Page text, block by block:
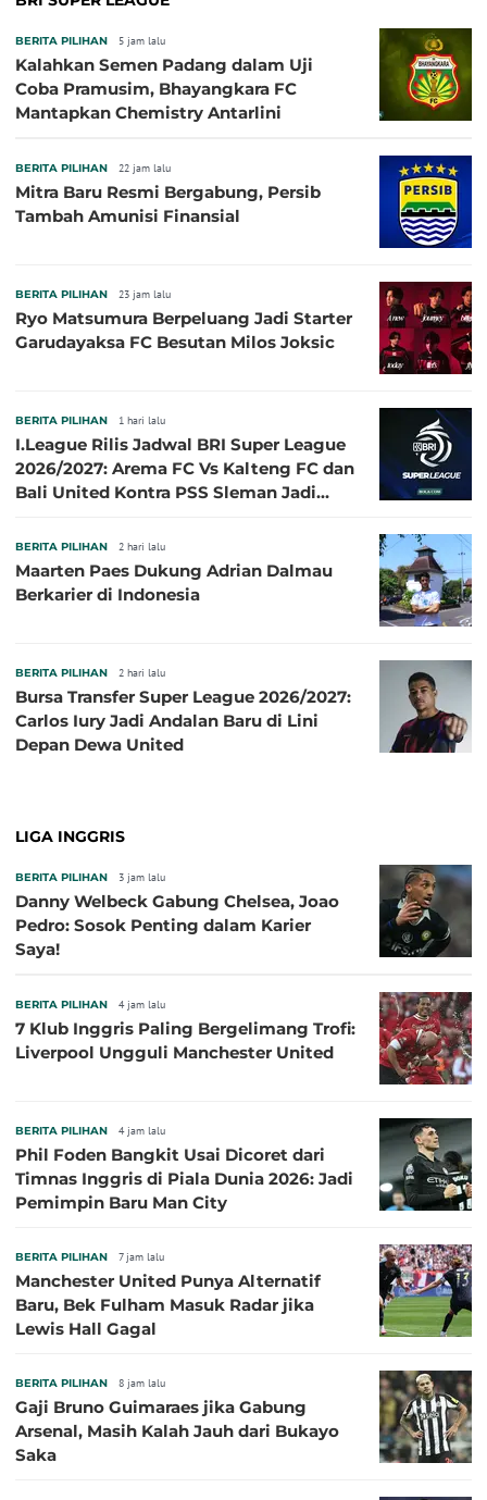
BERITA PILIHAN 5 jam lalu
Kalahkan Semen Padang dalam Uji
Coba Pramusim, Bhayangkara FC
Mantapkan Chemistry Antarlini
BERITA PILIHAN 22 jam lalu
Mitra Baru Resmi Bergabung, Persib
Tambah Amunisi Finansial
BERITA PILIHAN 23 jam lalu
Ryo Matsumura Berpeluang Jadi Starter
Garudayaksa FC Besutan Milos Joksic
BERITA PILIHAN 1 hari lalu
I.League Rilis Jadwal BRI Super League
2026/2027: Arema FC Vs Kalteng FC dan
Bali United Kontra PSS Sleman Jadi
BERITA PILIHAN 2 hari lalu
Maarten Paes Dukung Adrian Dalmau
Berkarier di Indonesia
BERITA PILIHAN 2 hari lalu
Bursa Transfer Super League 2026/2027:
Carlos Iury Jadi Andalan Baru di Lini
Depan Dewa United
LIGA INGGRIS
BERITA PILIHAN 3 jam lalu
Danny Welbeck Gabung Chelsea, Joao
Pedro: Sosok Penting dalam Karier
Saya!
BERITA PILIHAN 4 jam lalu
7 Klub Inggris Paling Bergelimang Trofi:
Liverpool Ungguli Manchester United
BERITA PILIHAN 4 jam lalu
Phil Foden Bangkit Usai Dicoret dari
Timnas Inggris di Piala Dunia 2026: Jadi
Pemimpin Baru Man City
BERITA PILIHAN 7 jam lalu
Manchester United Punya Alternatif
Baru, Bek Fulham Masuk Radar jika
Lewis Hall Gagal
BERITA PILIHAN 8 jam lalu
Gaji Bruno Guimaraes jika Gabung
Arsenal, Masih Kalah Jauh dari Bukayo
Saka